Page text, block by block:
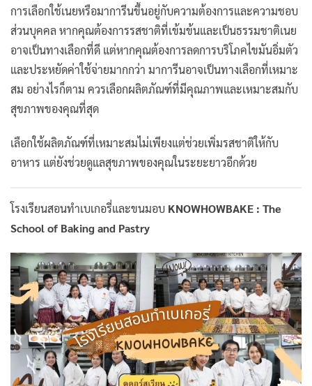
การเลือกใช้เนยหรือมาการีนขึ้นอยู่กับความต้องการและความชอบ
ส่วนบุคคล หากคุณต้องการรสชาติที่เข้มข้นและเป็นธรรมชาติเนย
อาจเป็นทางเลือกที่ดี แต่หากคุณต้องการลดการบริโภคไขมันอิ่มตัว
และประหยัดค่าใช้จ่ายมากกว่า มาการีนอาจเป็นทางเลือกที่เหมาะ
สม อย่างไรก็ตาม ควรเลือกผลิตภัณฑ์ที่มีคุณภาพและเหมาะสมกับ
สุขภาพของคุณที่สุด
เลือกใช้ผลิตภัณฑ์ที่เหมาะสมไม่เพียงแต่ช่วยเพิ่มรสชาติให้กับ
อาหาร แต่ยังช่วยดูแลสุขภาพของคุณในระยะยาวอีกด้วย
โรงเรียนสอนทำเบเกอรี่และขนมอบ KNOWHOWBAKE : The
School of Baking and Pastry